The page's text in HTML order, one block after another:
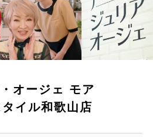
オージェ モア
イル和歌山店